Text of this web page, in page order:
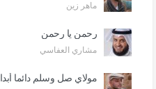
ماهر زين
رحمن يا رحمن
مشاري العفاسي
مولاي صل وسلم دائما أبدا